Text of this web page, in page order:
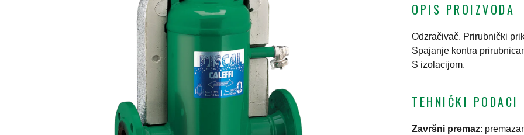
OPIS PROIZVODA
Odzračivač. Prirubnički
Spajanje kontra
S izolacijom.
TEHNIČKI PODACI
Završni premaz: